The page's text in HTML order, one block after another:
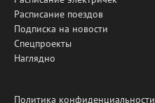
Расписание поездов
Подписка на новости
Спецпроекты
Наглядно
Политика конфиденциальности